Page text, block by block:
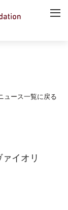
ュース一覧に戻る
イオリ